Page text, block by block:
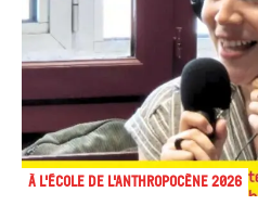
À l'école de l'Anthropocène 2026